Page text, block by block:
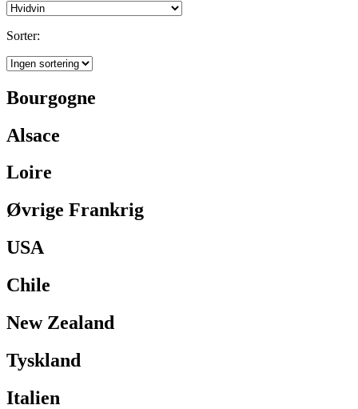
Sorter:
Bourgogne
Alsace
Loire
Øvrige Frankrig
USA
Chile
New Zealand
Tyskland
Italien